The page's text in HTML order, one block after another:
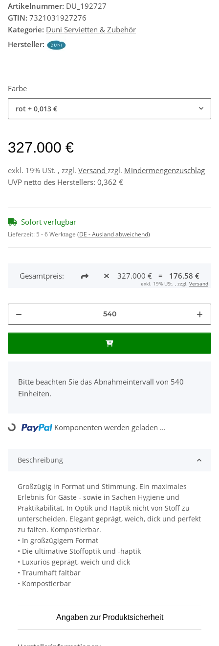
Artikelnummer: DU_192727
GTIN: 7321031927276
Kategorie: Duni Servietten & Zubehör
Hersteller:
Farbe
rot + 0,013 €
327.000 €
exkl. 19% USt. , zzgl. Versand zzgl. Mindermengenzuschlag
UVP netto des Herstellers: 0,362 €
Sofort verfügbar
Lieferzeit: 5 - 6 Werktage (DE - Ausland abweichend)
Gesamtpreis: 327.000 € = 176.58 €
exkl. 19% USt. , zzgl. Versand
Bitte beachten Sie das Abnahmeintervall von 540
Einheiten.
Loading... Komponenten werden geladen ...
Beschreibung
Großzügig in Format und Stimmung. Ein maximales
Erlebnis für Gäste - sowie in Sachen Hygiene und
Praktikabilität. In Optik und Haptik nicht von Stoff zu
unterscheiden. Elegant geprägt, weich, dick und perfekt
zu falten. Kompostierbar.
• In großzügigem Format
• Die ultimative Stoffoptik und -haptik
• Luxuriös geprägt, weich und dick
• Traumhaft faltbar
• Kompostierbar
Angaben zur Produktsicherheit